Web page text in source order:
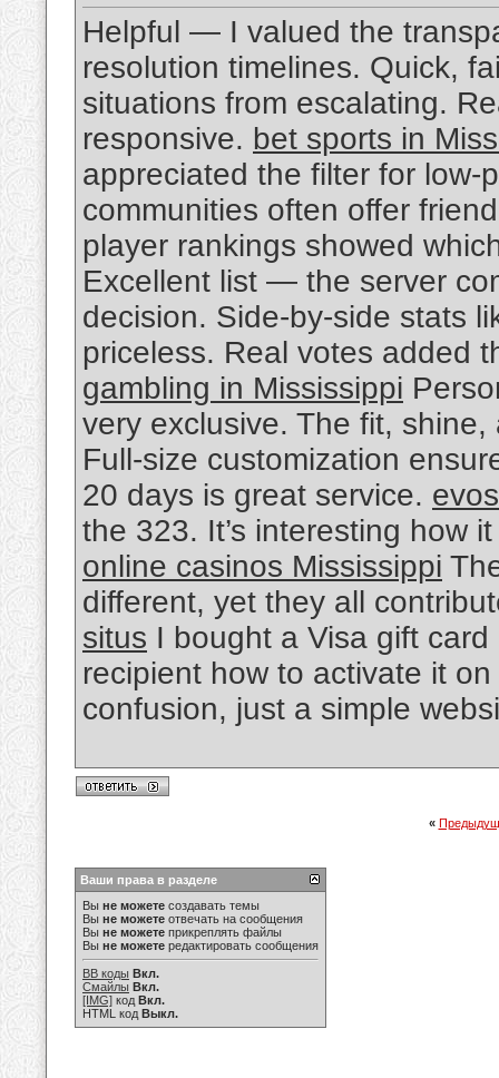
Helpful — I valued the
resolution timelines. Quick,
situations from escalating.
responsive. bet sports in
appreciated the filter for low-
communities often offer
player rankings showed
Excellent list — the server
decision. Side-by-side stats
priceless. Real votes added
gambling in Mississippi
very exclusive. The fit,
Full-size customization
20 days is great service.
the 323. It’s interesting how
online casinos Mississippi
different, yet they all
situs I bought a Visa gift
recipient how to activate it
confusion, just a simple
«
Ваши права в разделе
Вы не можете создавать темы
Вы не можете отвечать на сообщения
Вы не можете прикреплять файлы
Вы не можете редактировать сообщения
BB коды Вкл.
Смайлы Вкл.
[IMG] код Вкл.
HTML код Выкл.